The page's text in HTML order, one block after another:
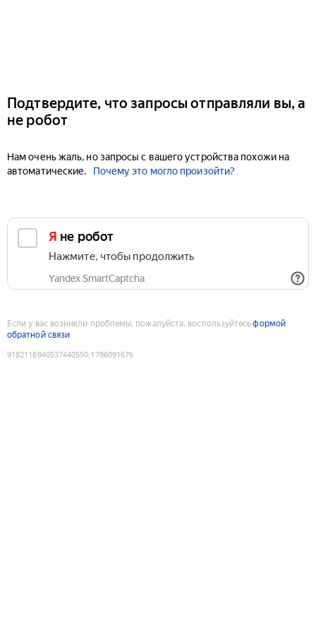
Подтвердите, что запросы отправляли вы, а
не робот
Нам очень жаль, но запросы с вашего устройства похожи на
автоматические.
Почему это могло произойти?
Я не робот
Нажмите, чтобы продолжить
Yandex SmartCaptcha
Если у вас возникли проблемы, пожалуйста, воспользуйтесьформой
обратной связи
9182118940537440550:1786091676